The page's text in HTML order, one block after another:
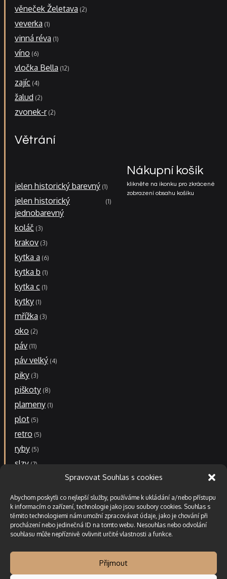
Spravovat Souhlas s cookies
Abychom poskytli co nejlepší služby, používáme k ukládání a/nebo přístupu
k informacím o zařízení, technologie jako jsou soubory cookies. Souhlas s
těmito technologiemi nám umožní zpracovávat údaje, jako je chování při
procházení nebo jedinečná ID na tomto webu. Nesouhlas nebo odvolání
souhlasu může nepříznivě ovlivnit určité vlastnosti a funkce.
Přijmout
věneček Želetava 2
veverka 1
vinná réva 1
víno 6
vločka Bella 12
zajíc 4
žalud 2
zvonek-r 2
Větrání
jelen historický barevný 1
jelen historický
jednobarevný
1
koláč 3
krakov 3
kytka a 6
kytka b 1
kytka c 1
kytky 1
mřížka 3
oko 2
páv 11
páv velký 4
piky 3
piškoty 8
plameny 1
plot 5
retro 5
ryby 5
slzy 7
stopa malá
stopa velká 6
větrník 2
Nákupní košík
klikněte na ikonku pro zkrácené
zobrazení obsahu košíku